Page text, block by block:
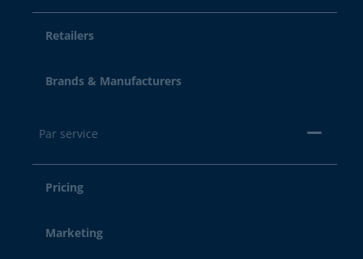
Retailers
Brands & Manufacturers
Par service
Pricing
Marketing